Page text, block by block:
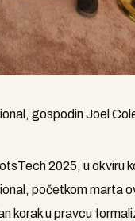
gospodin Joel
2025, u okviru
početkom marta
korak u pravcu